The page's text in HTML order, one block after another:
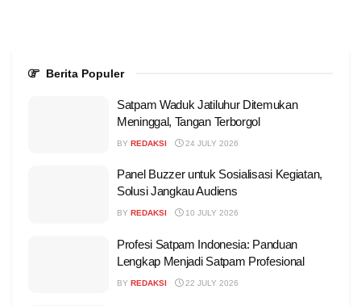
Berita Populer
Satpam Waduk Jatiluhur Ditemukan
Meninggal, Tangan Terborgol
BY REDAKSI 24 JULY 2026
Panel Buzzer untuk Sosialisasi Kegiatan,
Solusi Jangkau Audiens
BY REDAKSI 10 JULY 2026
Profesi Satpam Indonesia: Panduan
Lengkap Menjadi Satpam Profesional
BY REDAKSI 22 JULY 2026